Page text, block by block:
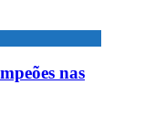
nas